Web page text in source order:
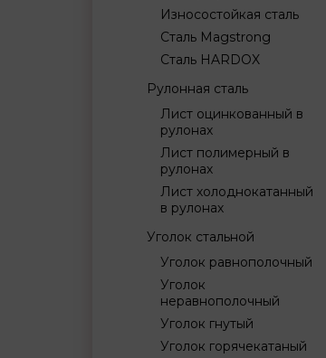
Износостойкая сталь
Сталь Magstrong
Сталь HARDOX
Рулонная сталь
Лист оцинкованный в
рулонах
Лист полимерный в
рулонах
Лист холоднокатанный
в рулонах
Уголок стальной
Уголок равнополочный
Уголок
неравнополочный
Уголок гнутый
Уголок горячекатаный